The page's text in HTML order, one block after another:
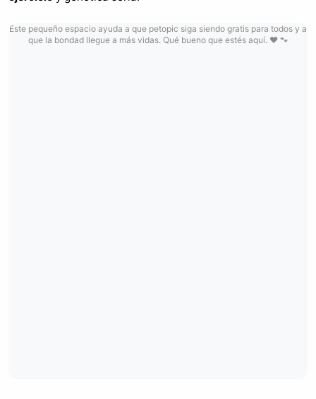
Este pequeño espacio ayuda a que petopic siga siendo gratis para todos y a
que la bondad llegue a más vidas. Qué bueno que estés aquí. ❤️ 🐾